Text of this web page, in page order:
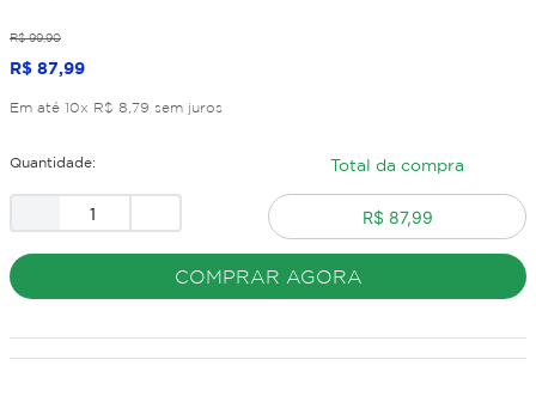
R$ 99,90
R$ 87,99
Em até 10x R$ 8 79 sem juros
Quantidade: Total da compra
R$ 87,99
COMPRAR AGORA